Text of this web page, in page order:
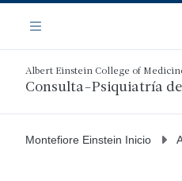
contenido
principal
Menú
Albert Einstein College of
Consulta-Psiquiatría
Montefiore Einstein Inicio